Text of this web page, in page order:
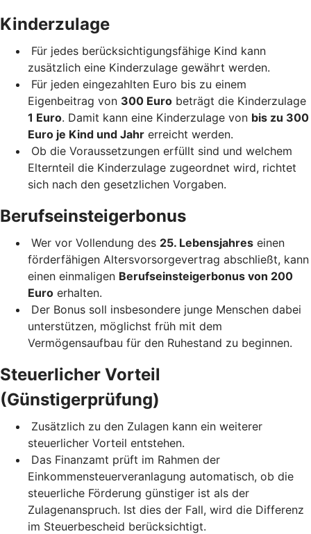
Kinderzulage
Für jedes berücksichtigungsfähige Kind kann
zusätzlich eine Kinderzulage gewährt werden.
Für jeden eingezahlten Euro bis zu einem
Eigenbeitrag von 300 Euro beträgt die Kinderzulage
1 Euro. Damit kann eine Kinderzulage von bis zu 300
Euro je Kind und Jahr erreicht werden.
Ob die Voraussetzungen erfüllt sind und welchem
Elternteil die Kinderzulage zugeordnet wird, richtet
sich nach den gesetzlichen Vorgaben.
Berufseinsteigerbonus
Wer vor Vollendung des 25. Lebensjahres einen
förderfähigen Altersvorsorgevertrag abschließt, kann
einen einmaligen Berufseinsteigerbonus von 200
Euro erhalten.
Der Bonus soll insbesondere junge Menschen dabei
unterstützen, möglichst früh mit dem
Vermögensaufbau für den Ruhestand zu beginnen.
Steuerlicher Vorteil
(Günstigerprüfung)
Zusätzlich zu den Zulagen kann ein weiterer
steuerlicher Vorteil entstehen.
Das Finanzamt prüft im Rahmen der
Einkommensteuerveranlagung automatisch, ob die
steuerliche Förderung günstiger ist als der
Zulagenanspruch. Ist dies der Fall, wird die Differenz
im Steuerbescheid berücksichtigt.